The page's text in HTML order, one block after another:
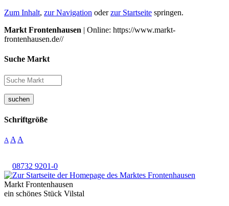
Zum Inhalt, zur Navigation oderzur Startseite springen.
Markt Frontenhausen | Online: https://www.markt-
frontenhausen.de//
Suche Markt
suchen
Schriftgröße
A A A
08732 9201-0
Markt Frontenhausen
ein schönes Stück Vilstal